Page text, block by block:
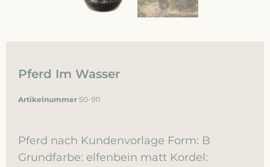
Pferd Im Wasser
Artikelnummer 50-911
Pferd nach Kundenvorlage Form: B
Grundfarbe: elfenbein matt Kordel: